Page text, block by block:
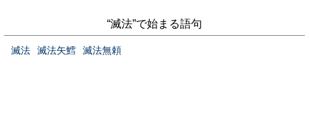
“滅法”で始まる語句
滅法 滅法矢鱈 滅法無頼